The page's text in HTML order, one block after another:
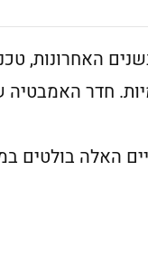
האחרונות,
חדר האמבטיה
האלה בולטים